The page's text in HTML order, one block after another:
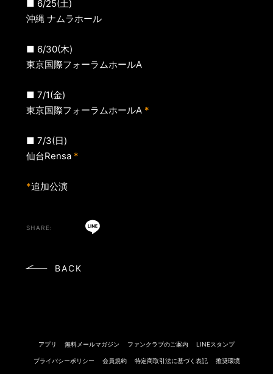
■ 6/25(土)
沖縄 ナムラホール
■ 6/30(木)
東京国際フォーラムホールA
■ 7/1(金)
東京国際フォーラムホールA *
■ 7/3(日)
仙台Rensa *
*追加公演
BACK
アプリ 無料メールマガジン ファンクラブのご案内 LINEスタンプ
プライバシーポリシー 会員規約 特定商取引法に基づく表記 推奨環境